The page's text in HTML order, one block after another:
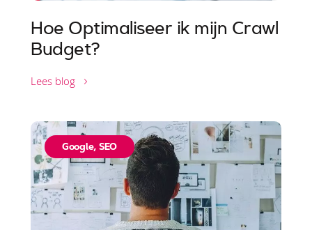
Hoe Optimaliseer ik mijn Crawl
Budget?
Lees blog
Google, SEO